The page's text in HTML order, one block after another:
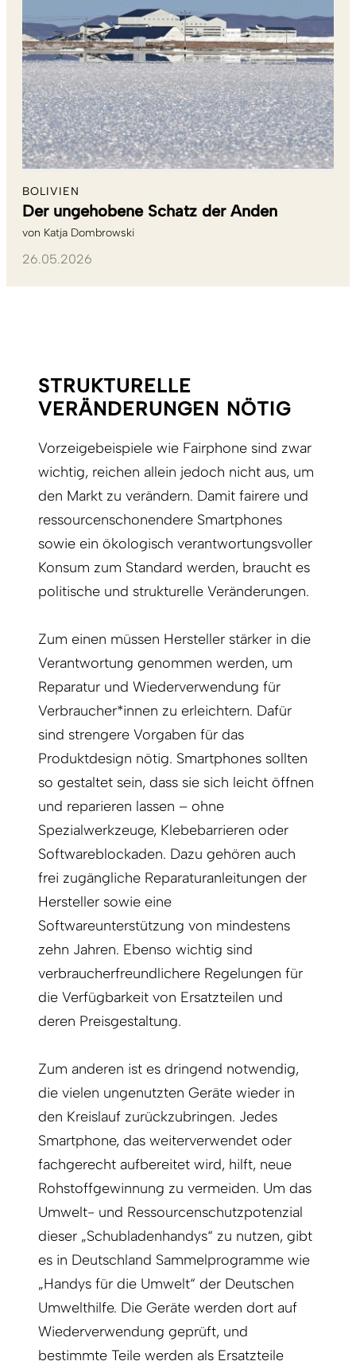
BOLIVIEN
Der ungehobene Schatz der Anden
von Katja Dombrowski
26.05.2026
STRUKTURELLE
VERÄNDERUNGEN NÖTIG
Vorzeigebeispiele wie Fairphone sind zwar
wichtig, reichen allein jedoch nicht aus, um
den Markt zu verändern. Damit fairere und
ressourcenschonendere Smartphones
sowie ein ökologisch verantwortungsvoller
Konsum zum Standard werden, braucht es
politische und strukturelle Veränderungen.
Zum einen müssen Hersteller stärker in die
Verantwortung genommen werden, um
Reparatur und Wiederverwendung für
Verbraucher*innen zu erleichtern. Dafür
sind strengere Vorgaben für das
Produktdesign nötig. Smartphones sollten
so gestaltet sein, dass sie sich leicht öffnen
und reparieren lassen – ohne
Spezialwerkzeuge, Klebebarrieren oder
Softwareblockaden. Dazu gehören auch
frei zugängliche Reparaturanleitungen der
Hersteller sowie eine
Softwareunterstützung von mindestens
zehn Jahren. Ebenso wichtig sind
verbraucherfreundlichere Regelungen für
die Verfügbarkeit von Ersatzteilen und
deren Preisgestaltung.
Zum anderen ist es dringend notwendig,
die vielen ungenutzten Geräte wieder in
den Kreislauf zurückzubringen. Jedes
Smartphone, das weiterverwendet oder
fachgerecht aufbereitet wird, hilft, neue
Rohstoffgewinnung zu vermeiden. Um das
Umwelt- und Ressourcenschutzpotenzial
dieser „Schubladenhandys“ zu nutzen, gibt
es in Deutschland Sammelprogramme wie
„Handys für die Umwelt“ der Deutschen
Umwelthilfe. Die Geräte werden dort auf
Wiederverwendung geprüft, und
bestimmte Teile werden als Ersatzteile